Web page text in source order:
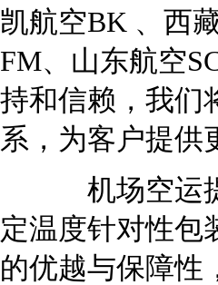
凯航空BK 、西
FM、山东航空
持和信赖，我们
系，为客户提供
机场空运提供
定温度针对性包
的优越与保障性